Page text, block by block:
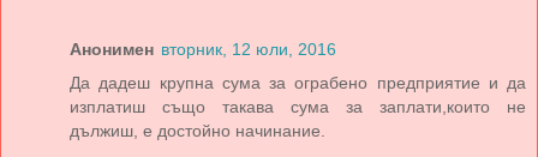
Анонимен вторник, 12 юли, 2016
Да дадеш крупна сума за ограбено предприятие и да
изплатиш също такава сума за заплати,които не
дължиш, е достойно начинание.